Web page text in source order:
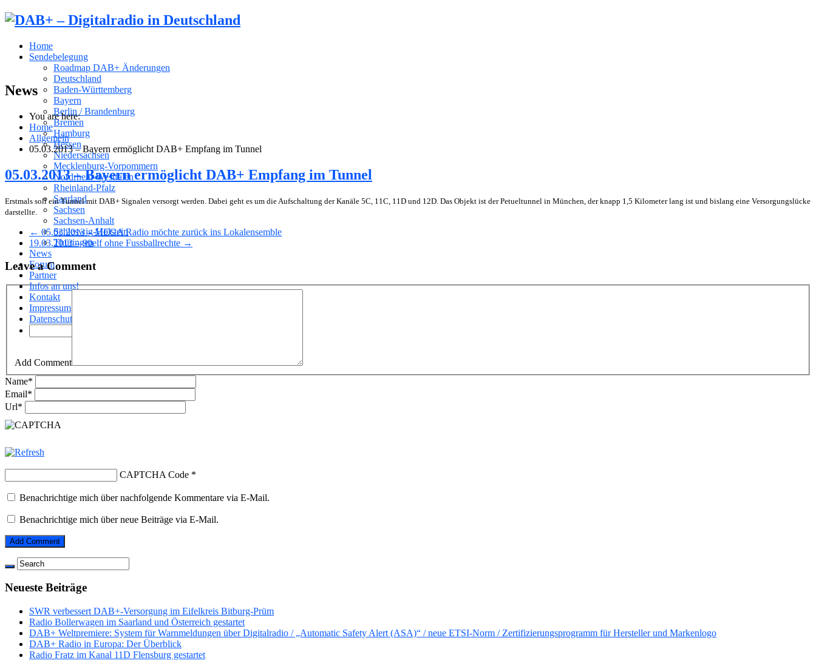
Home
Sendebelegung
Roadmap DAB+ Änderungen
Deutschland
Baden-Württemberg
Bayern
Berlin / Brandenburg
Bremen
Hamburg
Hessen
Niedersachsen
Mecklenburg-Vorpommern
Nordrhein-Westfalen
Rheinland-Pfalz
Saarland
Sachsen
Sachsen-Anhalt
Schleswig-Holstein
Thüringen
News
Forum
Partner
Infos an uns!
Kontakt
Impressum
Datenschutz
News
You are here:
Home
Allgemein
05.03.2013 – Bayern ermöglicht DAB+ Empfang im Tunnel
05.03.2013 – Bayern ermöglicht DAB+ Empfang im Tunnel
Erstmals soll ein Tunnel mit DAB+ Signalen versorgt werden. Dabei geht es um die Aufschaltung der Kanäle 5C, 11C, 11D und 12D. Das Objekt ist der Petueltunnel in München, der knapp 1,5 Kilometer lang ist und bislang eine Versorgungslücke
darstellte.
← 05.03.2013 – MEGA Radio möchte zurück ins Lokalensemble
19.03.2013 – 90elf ohne Fussballrechte →
Leave a Comment
Add Comment
Name*
Email*
Url*
CAPTCHA Code *
Benachrichtige mich über nachfolgende Kommentare via E-Mail.
Benachrichtige mich über neue Beiträge via E-Mail.
Neueste Beiträge
SWR verbessert DAB+-Versorgung im Eifelkreis Bitburg-Prüm
Radio Bollerwagen im Saarland und Österreich gestartet
DAB+ Weltpremiere: System für Warnmeldungen über Digitalradio / „Automatic Safety Alert (ASA)“ / neue ETSI-Norm / Zertifizierungsprogramm für Hersteller und Markenlogo
DAB+ Radio in Europa: Der Überblick
Radio Fratz im Kanal 11D Flensburg gestartet